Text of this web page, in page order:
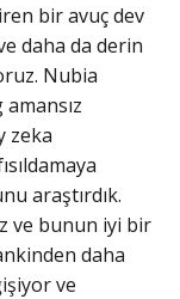
bir avuç dev
daha da derin
Nubia
zeka
araştırdık.
ve bunun iyi bir
daha
ve